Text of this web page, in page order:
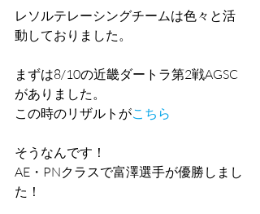
レソルテレーシングチームは色々と活
動しておりました。
まずは8/10の近畿ダートラ第2戦AGSC
がありました。
この時のリザルトがこちら
そうなんです！
AE・PNクラスで富澤選手が優勝しまし
た！